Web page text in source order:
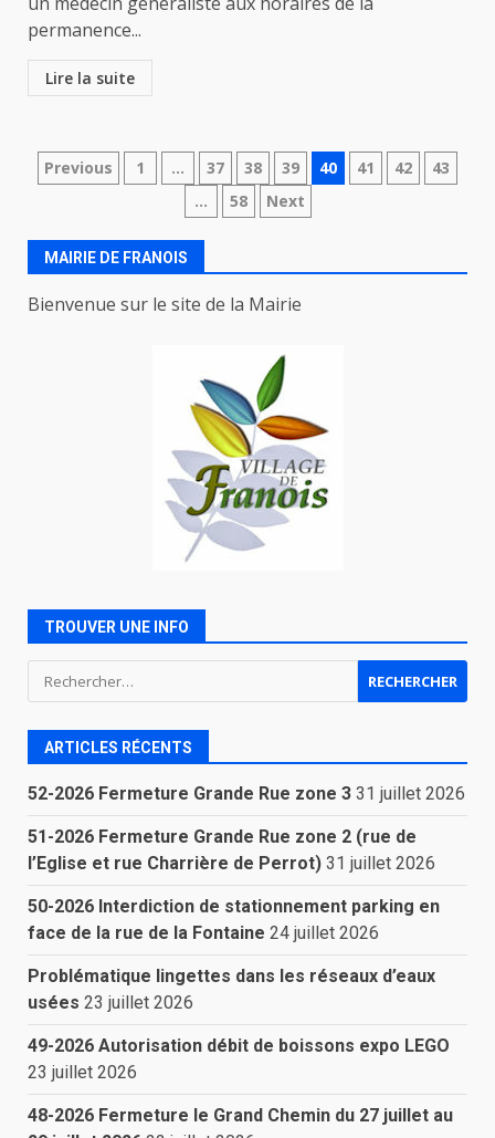
permanence...
Lire la suite
Navigation
articles
Previous 1 … 37 38 39 40 41 42
43
…
58 Next
MAIRIE DE FRANOIS
Bienvenue sur le site de la Mairie
TROUVER UNE INFO
Rechercher :
ARTICLES RÉCENTS
52-2026 Fermeture Grande Rue zone 3 31 juillet 2026
51-2026 Fermeture Grande Rue zone 2 (rue de
l’Eglise et rue Charrière de Perrot) 31 juillet 2026
50-2026 Interdiction de stationnement parking en
face de la rue de la Fontaine 24 juillet 2026
Problématique lingettes dans les réseaux d’eaux
usées 23 juillet 2026
49-2026 Autorisation débit de boissons expo LEGO
23 juillet 2026
48-2026 Fermeture le Grand Chemin du 27 juillet au